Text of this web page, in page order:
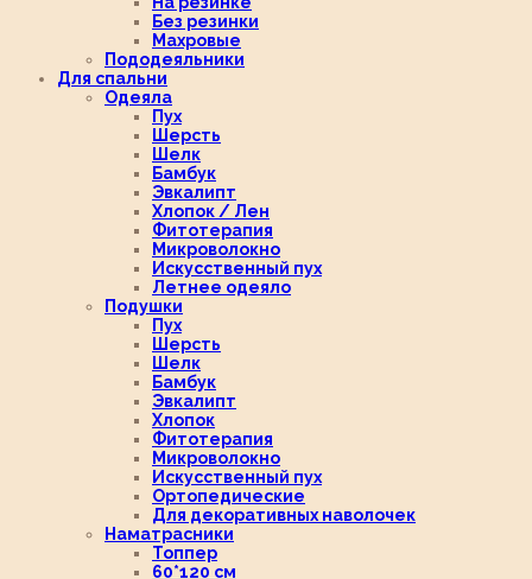
Без резинки
Махровые
Пододеяльники
Для спальни
Одеяла
Пух
Шерсть
Шелк
Бамбук
Эвкалипт
Хлопок / Лен
Фитотерапия
Микроволокно
Искусственный пух
Летнее одеяло
Подушки
Пух
Шерсть
Шелк
Бамбук
Эвкалипт
Хлопок
Фитотерапия
Микроволокно
Искусственный пух
Ортопедические
Для декоративных наволочек
Наматрасники
Топпер
60*120 см